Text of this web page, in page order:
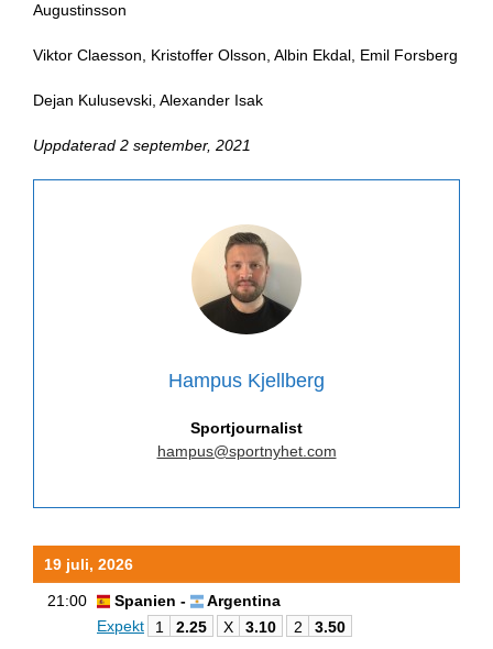
Augustinsson
Viktor Claesson, Kristoffer Olsson, Albin Ekdal, Emil Forsberg
Dejan Kulusevski, Alexander Isak
Uppdaterad 2 september, 2021
Hampus Kjellberg
Sportjournalist
hampus@sportnyhet.com
19 juli, 2026
21:00 Spanien -
Argentina
Expekt
1 2.25 X 3.10 2 3.50